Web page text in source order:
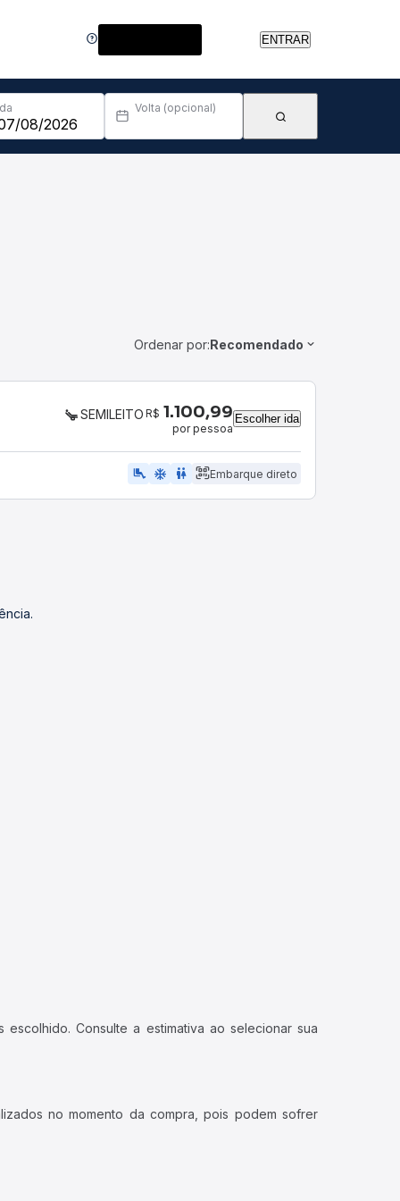
ENTRAR
Volta (opcional)
Ordenar por:Recomendado
SEMILEITO R$ 1.100,99
por pessoa
Escolher ida
airline_seat_legroom_extra ac_unit WC Embarque direto
Consulte a estimativa ao selecionar sua
no momento da compra, pois podem sofrer